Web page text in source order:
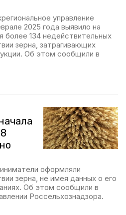
управление
2025 года выявило на
более 134 недействительных
зерна, затрагивающих
Об этом сообщили в
оформляли
зерна, не имея данных о его
Об этом сообщили в
Россельхознадзора.